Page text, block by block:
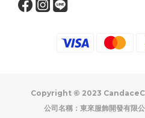
Copyright © 2023
公司名稱：東來服飾開發有限